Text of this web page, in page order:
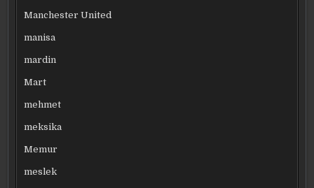
Manchester United
manisa
mardin
Mart
mehmet
meksika
Memur
meslek